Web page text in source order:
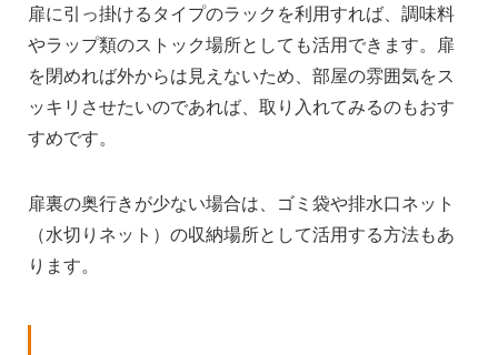
扉に引っ掛けるタイプのラックを利用すれば、調味料
やラップ類のストック場所としても活用できます。扉
を閉めれば外からは見えないため、部屋の雰囲気をス
ッキリさせたいのであれば、取り入れてみるのもおす
すめです。
扉裏の奥行きが少ない場合は、ゴミ袋や排水口ネット
（水切りネット）の収納場所として活用する方法もあ
ります。